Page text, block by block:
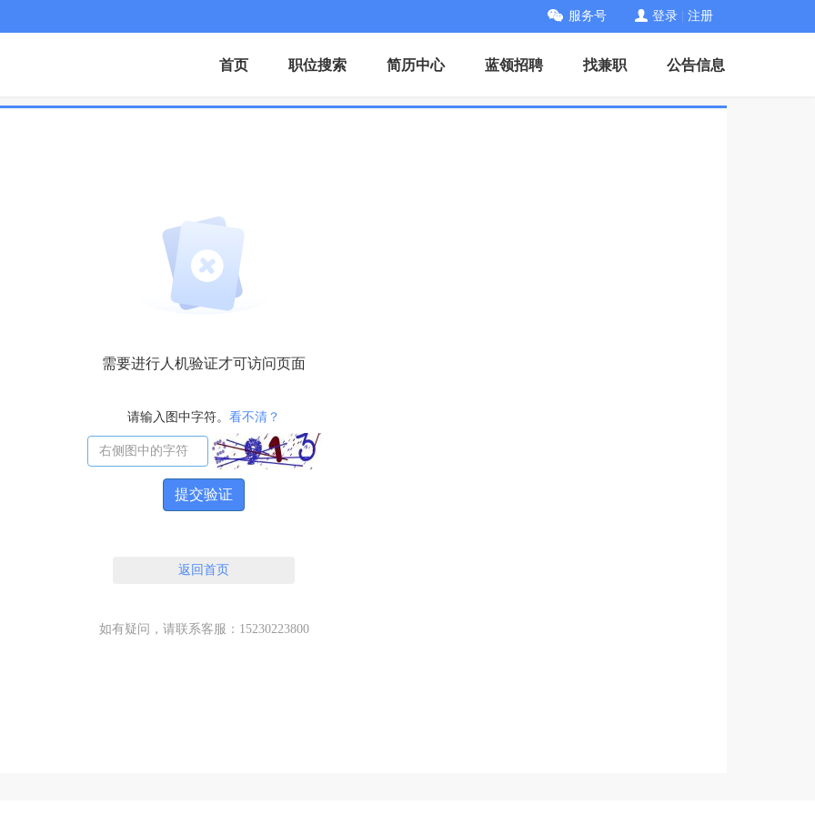
服务号 登录 注册
首页 职位搜索 简历中心 蓝领招聘 找兼职 公告信息
需要进行人机验证才可访问页面
请输入图中字符。 看不清？
提交验证
返回首页
如有疑问，请联系客服：15230223800